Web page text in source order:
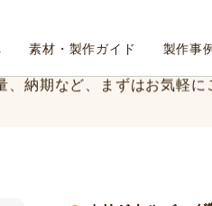
素材・製作ガイド 製作事例
、納期など、まずはお気軽に
最小ロット500枚〜にて
納期など、